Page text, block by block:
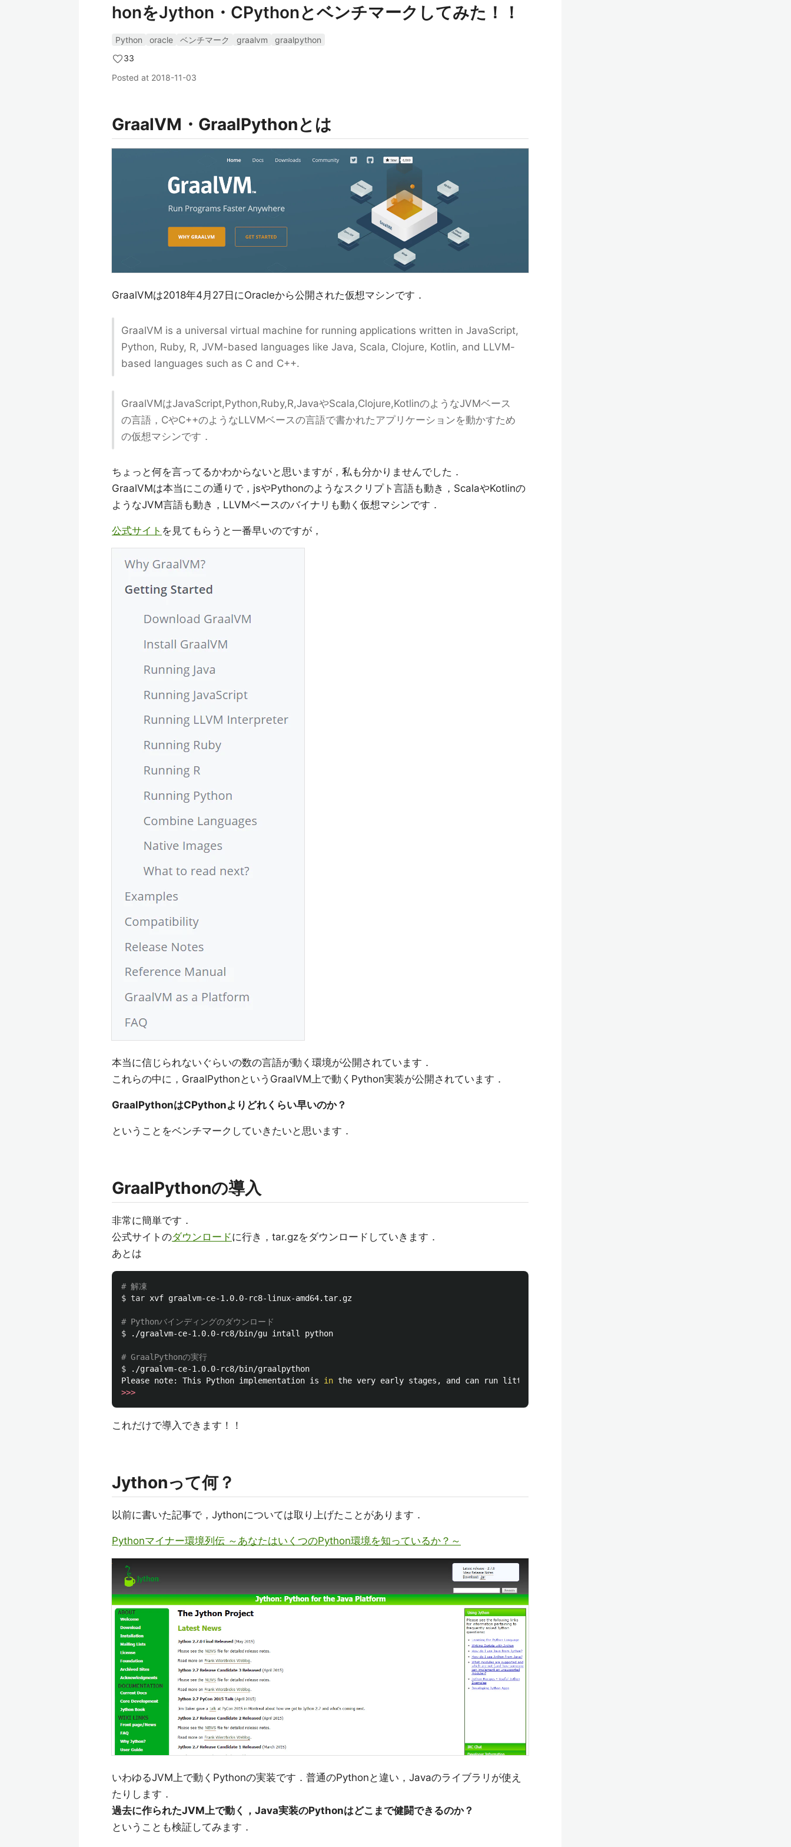
honをJython・CPythonとベンチマークしてみた！！
Python oracle ベンチマーク graalvm
graalpython
33
Posted at 2018-11-03
GraalVM・GraalPythonとは
GraalVMは2018年4月27日にOracleから公開された仮想マシンです．
GraalVM is a universal virtual machine for running applications written in JavaScript,
Python, Ruby, R, JVM-based languages like Java, Scala, Clojure, Kotlin, and LLVM-
based languages such as C and C++.
GraalVMはJavaScript,Python,Ruby,R,JavaやScala,Clojure,KotlinのようなJVMベース
の言語，CやC++のようなLLVMベースの言語で書かれたアプリケーションを動かすため
の仮想マシンです．
ちょっと何を言ってるかわからないと思いますが，私も分かりませんでした．
GraalVMは本当にこの通りで，jsやPythonのようなスクリプト言語も動き，ScalaやKotlinの
ようなJVM言語も動き，LLVMベースのバイナリも動く仮想マシンです．
公式サイト を見てもらうと一番早いのですが，
本当に信じられないぐらいの数の言語が動く環境が公開されています．
これらの中に，GraalPythonというGraalVM上で動くPython実装が公開されています．
GraalPythonはCPythonよりどれくらい早いのか？
ということをベンチマークしていきたいと思います．
GraalPythonの導入
非常に簡単です．
公式サイトのダウンロードに行き，tar.gzをダウンロードしていきます．
あとは
# 解凍
$ tar xvf graalvm-ce-1.0.0-rc8-linux-amd64.tar.gz
# Pythonバインディングのダウンロード
$
./graalvm-ce-1.0.0-rc8/bin/gu intall python
# GraalPythonの実行
$
./graalvm-ce-1.0.0-rc8/bin/graalpython
Please note: This Python implementation is in
>>>
これだけで導入できます！！
Jythonって何？
以前に書いた記事で，Jythonについては取り上げたことがあります．
Pythonマイナー環境列伝 ～あなたはいくつのPython環境を知っているか？～
いわゆるJVM上で動くPythonの実装です．普通のPythonと違い，Javaのライブラリが使え
たりします．
過去に作られたJVM上で動く，Java実装のPythonはどこまで健闘できるのか？
ということも検証してみます．